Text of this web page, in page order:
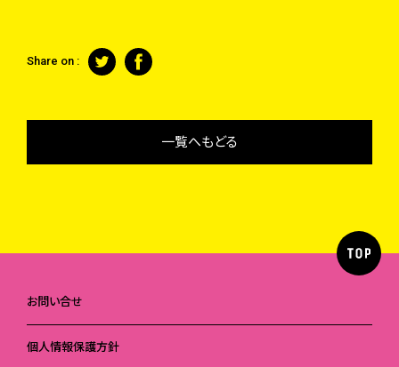
Share on :
一覧へもどる
お問い合せ
個人情報保護方針